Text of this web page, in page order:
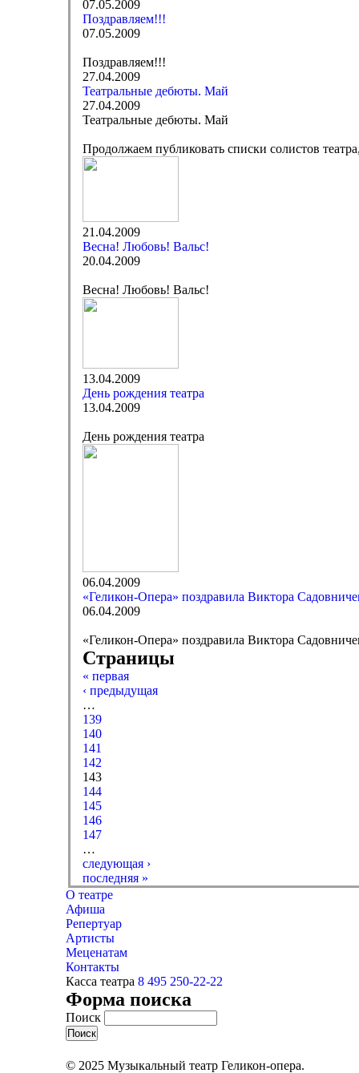
07.05.2009
Поздравляем!!!
07.05.2009
Поздравляем!!!
27.04.2009
Театральные дебюты. Май
27.04.2009
Театральные дебюты. Май
Продолжаем публиковать списки солистов
21.04.2009
Весна! Любовь! Вальс!
20.04.2009
Весна! Любовь! Вальс!
13.04.2009
День рождения театра
13.04.2009
День рождения театра
06.04.2009
«Геликон-Опера» поздравила Виктора
06.04.2009
«Геликон-Опера» поздравила Виктора
Страницы
« первая
‹ предыдущая
…
139
140
141
142
143
144
145
146
147
…
следующая ›
последняя »
О театре
Афиша
Репертуар
Артисты
Меценатам
Контакты
Касса театра 8 495 250-22-22
Форма поиска
Поиск
© 2025 Музыкальный театр Геликон-опера.